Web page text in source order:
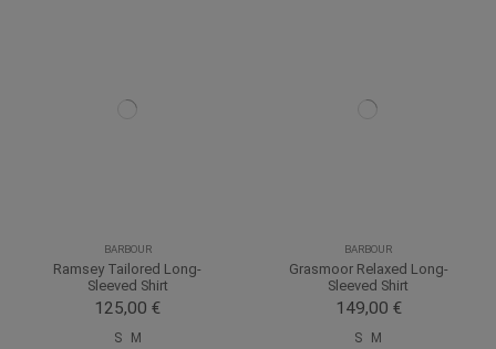
BARBOUR
Ramsey Tailored Long-
Sleeved Shirt
125,00 €
S M
BARBOUR
Grasmoor Relaxed Long-
Sleeved Shirt
149,00 €
S M